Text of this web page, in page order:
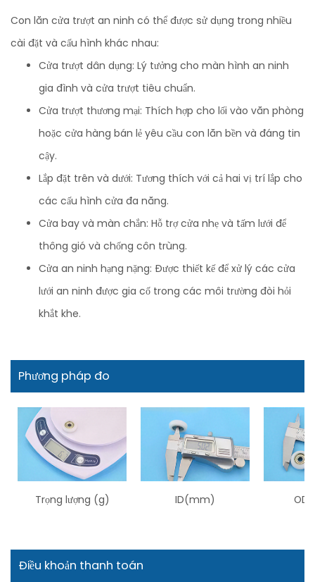
Con lăn cửa trượt an ninh có thể được sử dụng trong nhiều
cài đặt và cấu hình khác nhau:
Cửa trượt dân dụng: Lý tưởng cho màn hình an ninh
gia đình và cửa trượt tiêu chuẩn.
Cửa trượt thương mại: Thích hợp cho lối vào văn phòng
hoặc cửa hàng bán lẻ yêu cầu con lăn bền và đáng tin
cậy.
Lắp đặt trên và dưới: Tương thích với cả hai vị trí lắp cho
các cấu hình cửa đa năng.
Cửa bay và màn chắn: Hỗ trợ cửa nhẹ và tấm lưới để
thông gió và chống côn trùng.
Cửa an ninh hạng nặng: Được thiết kế để xử lý các cửa
lưới an ninh được gia cố trong các môi trường đòi hỏi
khắt khe.
Phương pháp đo
Trọng lượng (g) ID(mm) OD
Điều khoản thanh toán